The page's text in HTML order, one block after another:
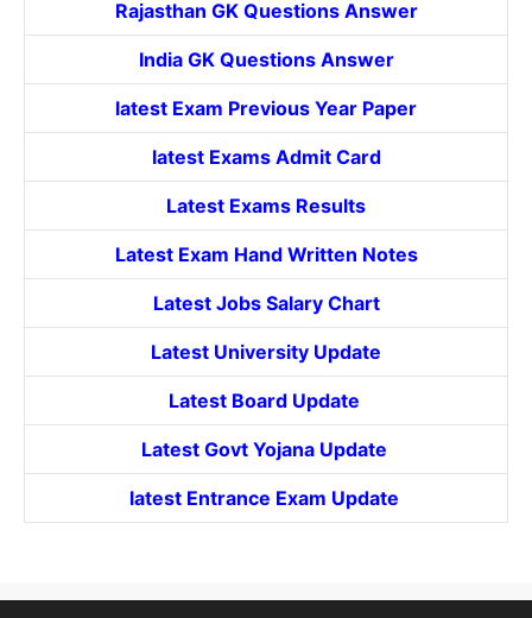
Rajasthan GK Questions Answer
India GK Questions Answer
latest Exam Previous Year Paper
latest Exams Admit Card
Latest Exams Results
Latest Exam Hand Written Notes
Latest Jobs Salary Chart
Latest University Update
Latest Board Update
Latest Govt YojanaUpdate
latest Entrance Exam Update